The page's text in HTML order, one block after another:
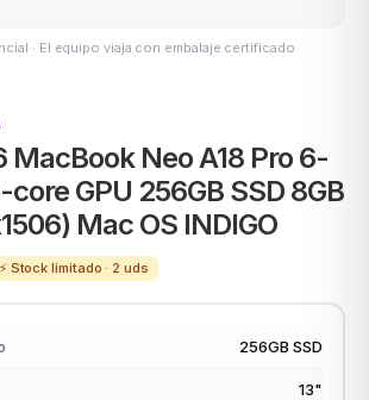
· El equipo viaja con embalaje certificado
Neo A18 Pro 6-
GPU 256GB SSD 8GB
Mac OS INDIGO
⚡ Stock limitado · 2 uds
256GB SSD
13"